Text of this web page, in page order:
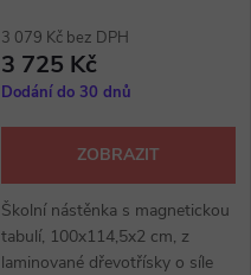
3 079 Kč bez DPH
3 725 Kč
Dodání do 30 dnů
ZOBRAZIT
Školní nástěnka s magnetickou
tabulí, 100x114,5x2 cm, z
laminované dřevotřísky o síle